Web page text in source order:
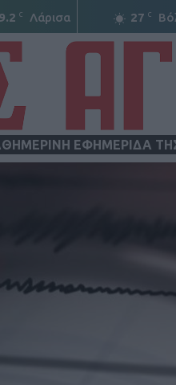
C Λάρισα 27 C
ΕΦΗΜΕΡΙΔΑ